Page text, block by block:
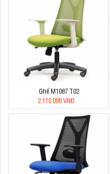
Ghế M1087 T02
2.110.000 VNĐ